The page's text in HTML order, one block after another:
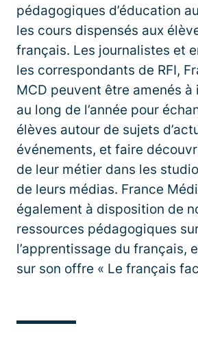
pédagogiques d’éducation
les cours dispensés aux
français. Les journalistes et
les correspondants de RFI,
MCD peuvent être amenés
au long de l’année pour
élèves autour de sujets
événements, et faire
de leur métier dans les
de leurs médias. France
également à disposition de
ressources pédagogiques
l’apprentissage du français,
sur son offre « Le français